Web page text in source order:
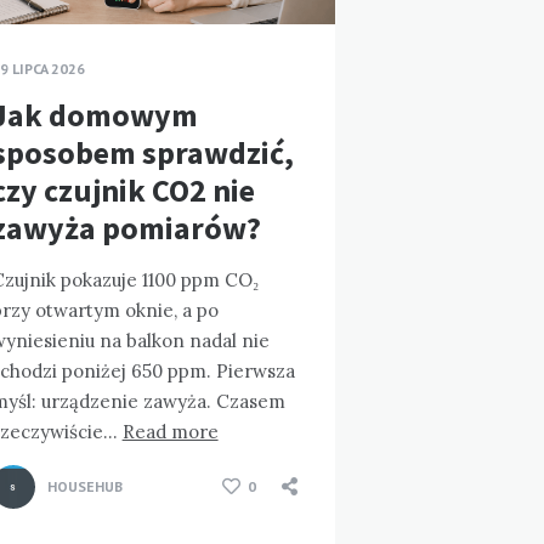
LIPCA 2026
domowym
sprawdzić,
czujnik CO2 nie
pomiarów?
pokazuje 1100 ppm CO₂
otwartym oknie, a po
na balkon nadal nie
poniżej 650 ppm. Pierwsza
urządzenie zawyża. Czasem
Read more
HOUSEHUB 0